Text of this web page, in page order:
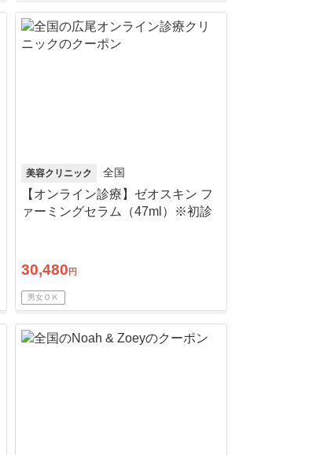
美容クリニック 全国
【オンライン診療】ゼオスキン フ
ァーミングセラム（47ml）※初診
30,480 円
男女ＯＫ